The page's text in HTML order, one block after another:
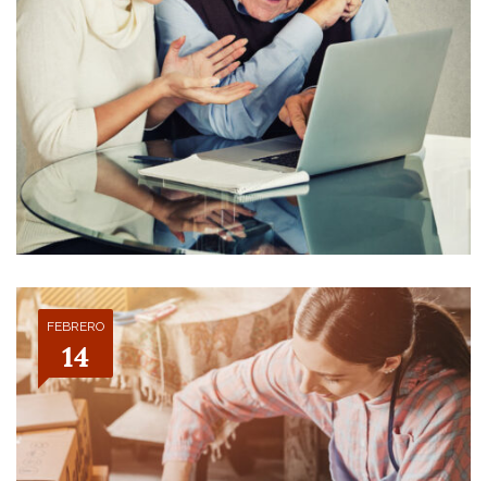
FEBRERO
14